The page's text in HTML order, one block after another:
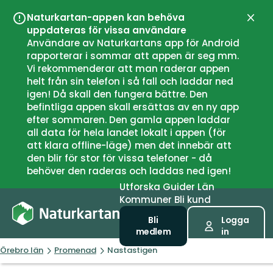
Naturkartan-appen kan behöva
uppdateras för vissa användare
Användare av Naturkartans app för Android
rapporterar i sommar att appen är seg mm.
Vi rekommenderar att man raderar appen
helt från sin telefon i så fall och laddar ned
igen! Då skall den fungera bättre. Den
befintliga appen skall ersättas av en ny app
efter sommaren. Den gamla appen laddar
all data för hela landet lokalt i appen (för
att klara offline-läge) men det innebär att
den blir för stor för vissa telefoner - då
behöver den raderas och laddas ned igen!
UtforskaGuiderLän
Kommuner Bli kund
Bli
medlem
Logga
in
Örebro län Promenad Nastastigen